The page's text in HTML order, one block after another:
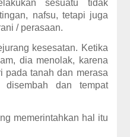
sesuatu tidak
nafsu, tetapi juga
/ perasaan.
kesesatan. Ketika
dia menolak, karena
pada tanah dan merasa
dan tempat
memerintahkan hal itu